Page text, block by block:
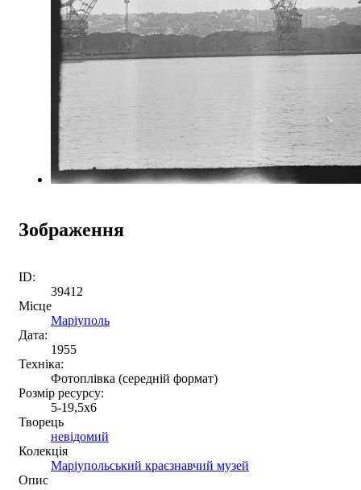
Зображення
ID:
39412
Місце
Маріуполь
Дата:
1955
Техніка:
Фотоплівка (середній формат)
Розмір ресурсу:
5-19,5х6
Творець
невідомий
Колекція
Маріупольський краєзнавчий музей
Опис